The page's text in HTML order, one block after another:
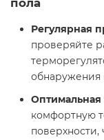
пола
Регулярная
проверяйте
обнаружения
Оптимальная
комфортную